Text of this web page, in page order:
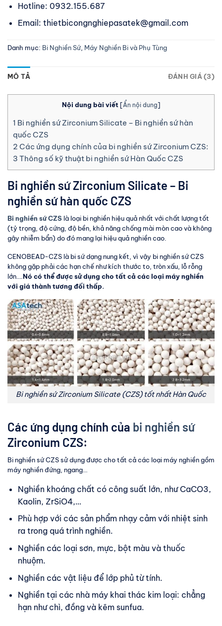
Hotline: 0932.155.687
Email: thietbicongnghiepasatek@gmail.com
Danh mục: Bi Nghiền Sứ Máy Nghiền Bi và Phụ Tùng
MÔ TẢ ĐÁNH GIÁ (3)
Nội dung bài viết [Ẩn nội dung]
1 Bi nghiền sứ Zirconium Silicate – Bi nghiền sứ hàn
quốc CZS
2 Các ứng dụng chính của bi nghiền sứ Zirconium CZS:
3 Thông số kỹ thuật bi nghiền sứ Hàn Quốc CZS
Bi nghiền sứ Zirconium Silicate – Bi
nghiền sứ hàn quốc CZS
Bi nghiền sứ CZS là loại bi nghiền hiệu quả nhất với chất lượng tốt
(tỷ trọng, độ cứng, độ bền, khả năng chống mài mòn cao và không
gây nhiễm bẩn) do đó mang lại hiệu quả nghiền cao.
CENOBEAD-CZS là bi sứ dạng nung kết, vì vậy bi nghiền sứ CZS
không gặp phải các hạn chế như kích thước to, tròn xấu, lỗ rỗng
lớn…. Nó có thể được sử dụng cho tất cả các loại máy nghiền
với giá thành tương đối thấp.
Bi nghiền sứ Zirconium Silicate (CZS) tốt nhất Hàn Quốc
Các ứng dụng chính của bi nghiền sứ
Zirconium CZS:
Bi nghiền sứ CZS sử dụng được cho tất cả các loại máy nghiền gồm
máy nghiền đứng, ngang…
Nghiền khoáng chất có công suất lớn, như CaCO3,
Kaolin, ZrSiO4,…
Phù hợp với các sản phẩm nhạy cảm với nhiệt sinh
ra trong quá trình nghiền.
Nghiền các loại sơn, mực, bột màu và thuốc
nhuộm.
Nghiền các vật liệu để lớp phủ từ tính.
Nghiền tại các nhà máy khai thác kim loại: chẳng
hạn như chì, đồng và kẽm sunfua.